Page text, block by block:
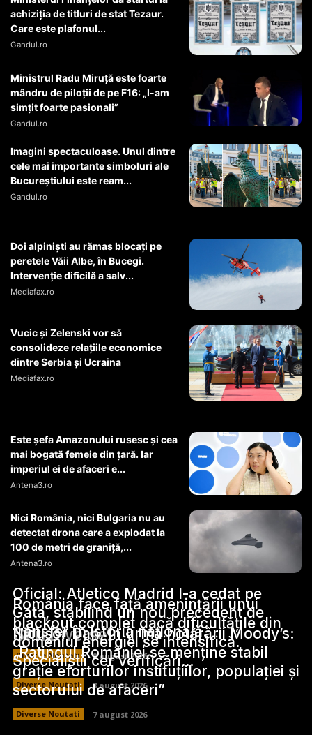
achiziția de titluri de stat Tezaur.
Care este plafonul...
Gandul.ro
Ministrul Radu Miruţă este foarte
mândru de piloţii de pe F16: „I-am
simţit foarte pasionali”
Gandul.ro
Imagini spectaculoase. Unul dintre
cele mai importante simboluri ale
Bucureștiului este ream...
Gandul.ro
Doi alpiniști au rămas blocați pe
peretele Văii Albe, în Bucegi.
Intervenție dificilă a salv...
Mediafax.ro
Vucic și Zelenski vor să
consolideze relațiile economice
dintre Serbia și Ucraina
Mediafax.ro
Este șefa Amazonului rusesc și cea
mai bogată femeie din țară. Iar
imperiul ei de afaceri e...
Antena3.ro
Nici România, nici Bulgaria nu au
detectat drona care a explodat la
100 de metri de graniță,...
Antena3.ro
Stiri Diverse:
Oficial: Atletico Madrid l-a cedat pe
Gata, stabilind un nou precedent de
transfer în istoria națională.
Diverse Noutati 8 august 2026
România face față amenințării unui
blackout complet dacă dificultățile din
domeniul energiei se intensifică.
Specialiștii cer verificări…
Diverse Noutati 8 august 2026
Nicușor Dan, în urma hotărârii Moody’s:
„Ratingul României se menține stabil
grație eforturilor instituțiilor, populației și
sectorului de afaceri”
Diverse Noutati 7 august 2026